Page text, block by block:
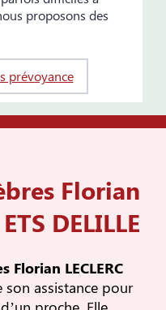
proposons des
prévoyance
Florian
DELILLE
Florian LECLERC
assistance pour